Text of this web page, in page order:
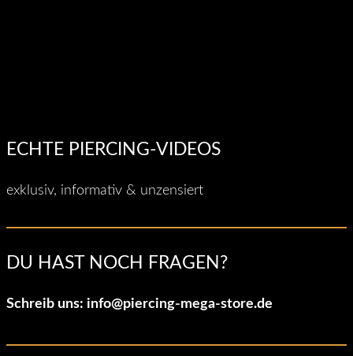
ECHTE PIERCING-VIDEOS
exklusiv, informativ & unzensiert
DU HAST NOCH FRAGEN?
Schreib uns: info@piercing-mega-store.de